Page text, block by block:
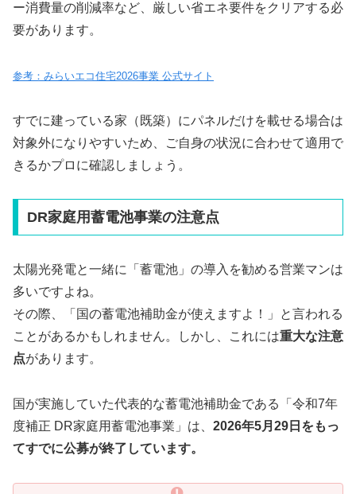
ー消費量の削減率など、厳しい省エネ要件をクリアする必
要があります。
参考：みらいエコ住宅2026事業 公式サイト
すでに建っている家（既築）にパネルだけを載せる場合は
対象外になりやすいため、ご自身の状況に合わせて適用で
きるかプロに確認しましょう。
DR家庭用蓄電池事業の注意点
太陽光発電と一緒に「蓄電池」の導入を勧める営業マンは
多いですよね。
その際、「国の蓄電池補助金が使えますよ！」と言われる
ことがあるかもしれません。しかし、これには重大な注意
点があります。
国が実施していた代表的な蓄電池補助金である「令和7年
度補正 DR家庭用蓄電池事業」は、 2026年5月29日をもっ
てすでに公募が終了しています。